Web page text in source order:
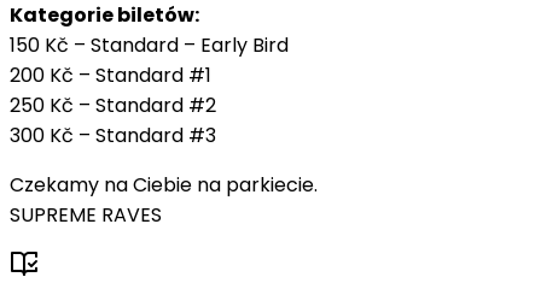
Kategorie biletów:
150 Kč – Standard – Early Bird
200 Kč – Standard #1
250 Kč – Standard #2
300 Kč – Standard #3
Czekamy na Ciebie na parkiecie.
SUPREME RAVES